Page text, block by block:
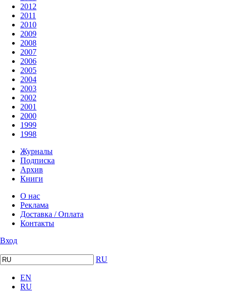
2012
2011
2010
2009
2008
2007
2006
2005
2004
2003
2002
2001
2000
1999
1998
Журналы
Подписка
Архив
Книги
О нас
Реклама
Доставка / Оплата
Контакты
Вход
RU
EN
RU